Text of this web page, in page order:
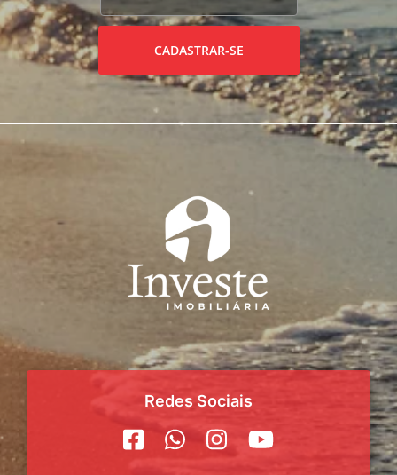
CADASTRAR-SE
Redes Sociais